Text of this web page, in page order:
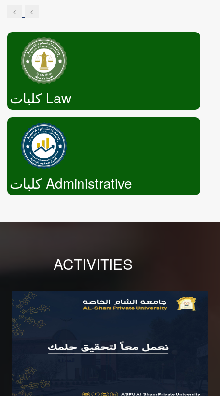
Engineering
كليات Law
كليات Administrative
كليات International
Diplomacy
كليات Pharmacy
ACTIVITIES